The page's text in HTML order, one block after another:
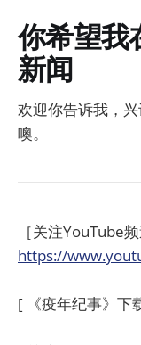
你希望我
新闻
欢迎你告诉我，
噢。
［关注YouTube
https://
[ 《疫年纪事》下